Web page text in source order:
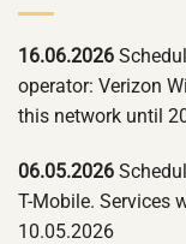
16.06.2026
operator: Verizon
this network until
06.05.2026
T-Mobile. Services
10.05.2026